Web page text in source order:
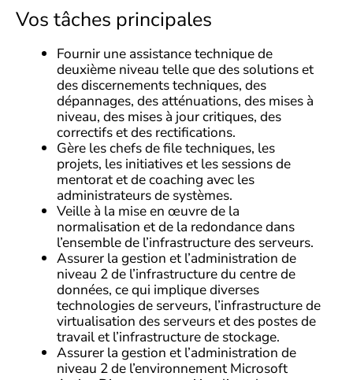
Vos tâches principales
Fournir une assistance technique de
deuxième niveau telle que des solutions et
des discernements techniques, des
dépannages, des atténuations, des mises à
niveau, des mises à jour critiques, des
correctifs et des rectifications.
Gère les chefs de file techniques, les
projets, les initiatives et les sessions de
mentorat et de coaching avec les
administrateurs de systèmes.
Veille à la mise en œuvre de la
normalisation et de la redondance dans
l’ensemble de l’infrastructure des serveurs.
Assurer la gestion et l’administration de
niveau 2 de l’infrastructure du centre de
données, ce qui implique diverses
technologies de serveurs, l’infrastructure de
virtualisation des serveurs et des postes de
travail et l’infrastructure de stockage.
Assurer la gestion et l’administration de
niveau 2 de l’environnement Microsoft